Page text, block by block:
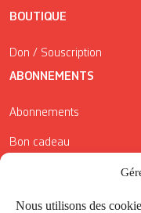
Nous utilisons des
BOUTIQUE
Don / Souscription
ABONNEMENTS
Abonnements
Bon cadeau
Conditions générales de
Réductions de la Carte